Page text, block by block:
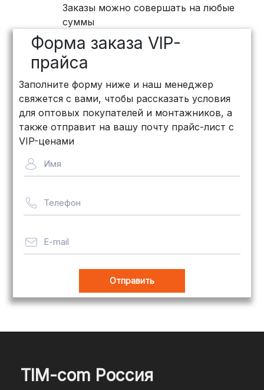
ПЭК: Сроки доставки — от 3 до 10
дней, стоимость рассчитывается
индивидуально (минимум
рублей
объемных заказов. Сроки — от 3
дней, стоимость — от500 рублей
Байкал Сервис: Идеально подходит
для крупногабаритных товаров.
рассчитывается индивидуально
Важно! Мы заботимся о том, чтобы
целости и сохранности, независимо
от их размера.
максимально удобным и безопасным
для наших клиентов. Независимо от
Заказы можно совершать на любые
суммы
Форма заказа VIP-
прайса
Заполните форму ниже и наш менеджер
свяжется с вами, чтобы рассказать условия
для оптовых покупателей и монтажников, а
также отправит на вашу почту прайс-лист с
VIP-ценами
Имя
Телефон
E-mail
TIM-com Россия